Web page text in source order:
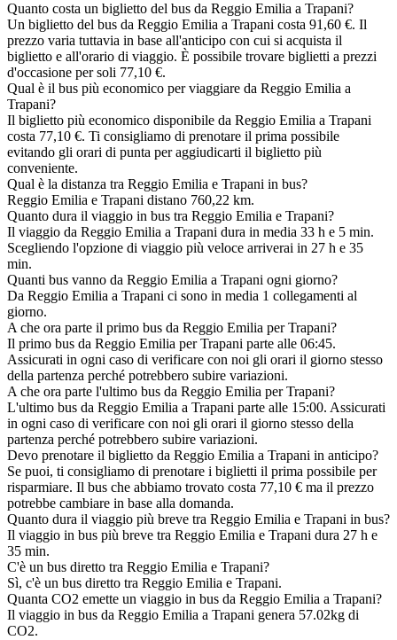
Quanto costa un biglietto del bus da Reggio Emilia a Trapani?
Un biglietto del bus da Reggio Emilia a Trapani costa 91,60 €. Il
prezzo varia tuttavia in base all'anticipo con cui si acquista il
biglietto e all'orario di viaggio. È possibile trovare biglietti a prezzi
d'occasione per soli 77,10 €.
Qual è il bus più economico per viaggiare da Reggio Emilia a
Trapani?
Il biglietto più economico disponibile da Reggio Emilia a Trapani
costa 77,10 €. Ti consigliamo di prenotare il prima possibile
evitando gli orari di punta per aggiudicarti il biglietto più
conveniente.
Qual è la distanza tra Reggio Emilia e Trapani in bus?
Reggio Emilia e Trapani distano 760,22 km.
Quanto dura il viaggio in bus tra Reggio Emilia e Trapani?
Il viaggio da Reggio Emilia a Trapani dura in media 33 h e 5 min.
Scegliendo l'opzione di viaggio più veloce arriverai in 27 h e 35
min.
Quanti bus vanno da Reggio Emilia a Trapani ogni giorno?
Da Reggio Emilia a Trapani ci sono in media 1 collegamenti al
giorno.
A che ora parte il primo bus da Reggio Emilia per Trapani?
Il primo bus da Reggio Emilia per Trapani parte alle 06:45.
Assicurati in ogni caso di verificare con noi gli orari il giorno stesso
della partenza perché potrebbero subire variazioni.
A che ora parte l'ultimo bus da Reggio Emilia per Trapani?
L'ultimo bus da Reggio Emilia a Trapani parte alle 15:00. Assicurati
in ogni caso di verificare con noi gli orari il giorno stesso della
partenza perché potrebbero subire variazioni.
Devo prenotare il biglietto da Reggio Emilia a Trapani in anticipo?
Se puoi, ti consigliamo di prenotare i biglietti il prima possibile per
risparmiare. Il bus che abbiamo trovato costa 77,10 € ma il prezzo
potrebbe cambiare in base alla domanda.
Quanto dura il viaggio più breve tra Reggio Emilia e Trapani in bus?
Il viaggio in bus più breve tra Reggio Emilia e Trapani dura 27 h e
35 min.
C'è un bus diretto tra Reggio Emilia e Trapani?
Sì, c'è un bus diretto tra Reggio Emilia e Trapani.
Quanta CO2 emette un viaggio in bus da Reggio Emilia a Trapani?
Il viaggio in bus da Reggio Emilia a Trapani genera 57.02kg di
CO2.